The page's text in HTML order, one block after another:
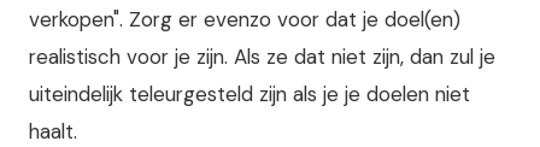
verkopen". Zorg er evenzo voor dat je doel(en)
realistisch voor je zijn. Als ze dat niet zijn, dan zul je
uiteindelijk teleurgesteld zijn als je je doelen niet
haalt.